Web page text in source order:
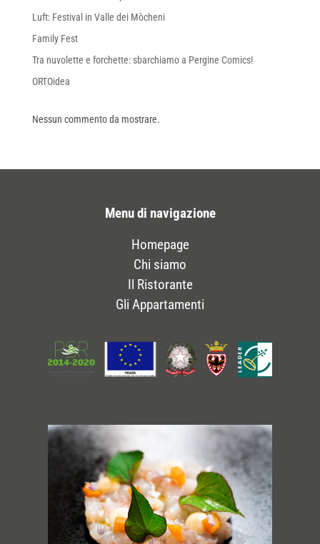
Luft: Festival in Valle dei Mòcheni
Family Fest
Tra nuvolette e forchette: sbarchiamo a Pergine Comics!
ORTOidea
Nessun commento da mostrare.
Menu di navigazione
Homepage
Chi siamo
Il Ristorante
Gli Appartamenti